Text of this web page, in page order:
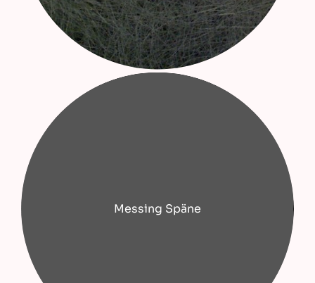
Messing Späne